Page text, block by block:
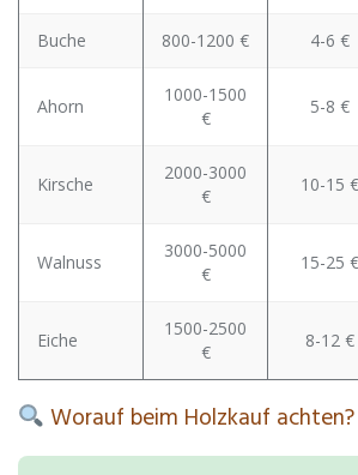
Buche 800-1200 € 4-6 €
Ahorn
1000-1500
€
5-8 €
Kirsche
2000-3000
€
10-15 €
Walnuss
3000-5000
€
15-25 €
Eiche
1500-2500
€
8-12 €
Worauf beim Holzkauf achten?